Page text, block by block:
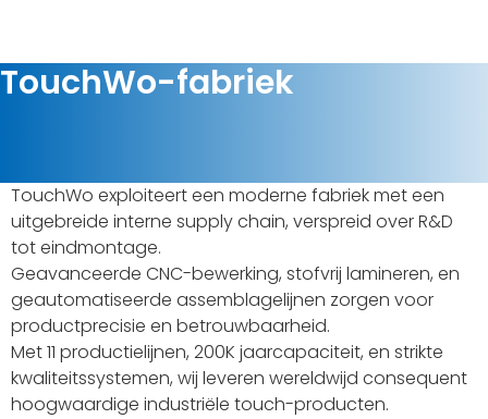
TouchWo-fabriek
TouchWo exploiteert een moderne fabriek met een
uitgebreide interne supply chain, verspreid over R&D
tot eindmontage.
Geavanceerde CNC-bewerking, stofvrij lamineren, en
geautomatiseerde assemblagelijnen zorgen voor
productprecisie en betrouwbaarheid.
Met 11 productielijnen, 200K jaarcapaciteit, en strikte
kwaliteitssystemen, wij leveren wereldwijd consequent
hoogwaardige industriële touch-producten.